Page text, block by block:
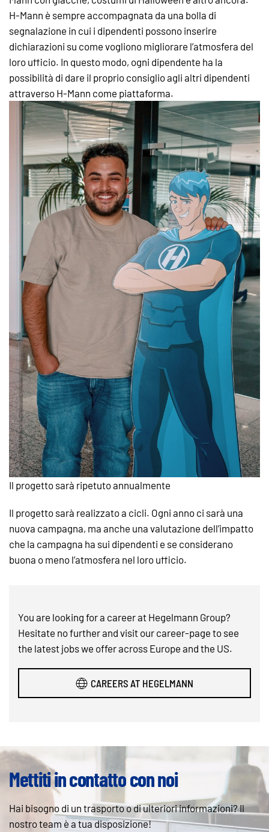
H-Mann è sempre accompagnata da una bolla di
segnalazione in cui i dipendenti possono inserire
dichiarazioni su come vogliono migliorare l’atmosfera del
loro ufficio. In questo modo, ogni dipendente ha la
possibilità di dare il proprio consiglio agli altri dipendenti
attraverso H-Mann come piattaforma.
Il progetto sarà ripetuto annualmente
Il progetto sarà realizzato a cicli. Ogni anno ci sarà una
nuova campagna, ma anche una valutazione dell’impatto
che la campagna ha sui dipendenti e se considerano
buona o meno l’atmosfera nel loro ufficio.
You are looking for a career at Hegelmann Group?
Hesitate no further and visit our career-page to see
the latest jobs we offer across Europe and the US.
CAREERS AT HEGELMANN
Mettiti in contatto con noi
Hai bisogno di un trasporto o di ulteriori informazioni? Il
nostro team è a tua disposizione!